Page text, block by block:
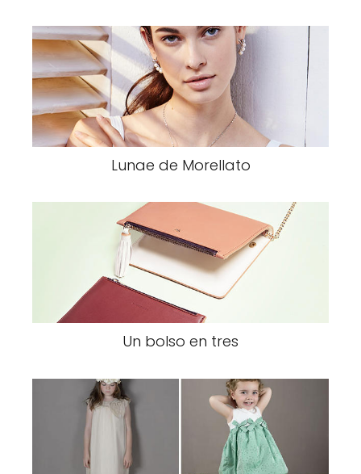
Lunae de Morellato
Un bolso en tres